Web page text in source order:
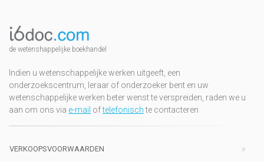
de wetenshappelijke boekhandel
Indien u wetenschappelijke werken uitgeeft, een
onderzoekscentrum, leraar of onderzoeker bent en uw
wetenschappelijke werken beter wenst te verspreiden, raden we u
aan om ons via e-mail oftelefonischte contacteren
VERKOOPSVOORWAARDEN